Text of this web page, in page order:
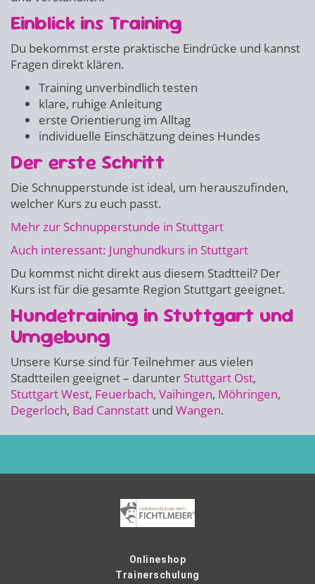
Einblick ins Training
Du bekommst erste praktische Eindrücke und kannst
Fragen direkt klären.
Training unverbindlich testen
klare, ruhige Anleitung
erste Orientierung im Alltag
individuelle Einschätzung deines Hundes
Der erste Schritt
Die Schnupperstunde ist ideal, um herauszufinden,
welcher Kurs zu euch passt.
Mehr zur Schnupperstunde in Stuttgart
Auch interessant: Junghundkurs in Stuttgart
Du kommst nicht direkt aus diesem Stadtteil? Der
Kurs ist für die gesamte Region Stuttgart geeignet.
Hundetraining in Stuttgart und
Umgebung
Unsere Kurse sind für Teilnehmer aus vielen
Stadtteilen geeignet – darunter Stuttgart Ost,
Stuttgart West, Feuerbach, Vaihingen, Möhringen,
Degerloch, Bad Cannstatt und Wangen.
Onlineshop
Trainerschulung